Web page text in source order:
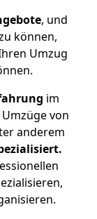
, und
können,
Umzug
im
von
anderem